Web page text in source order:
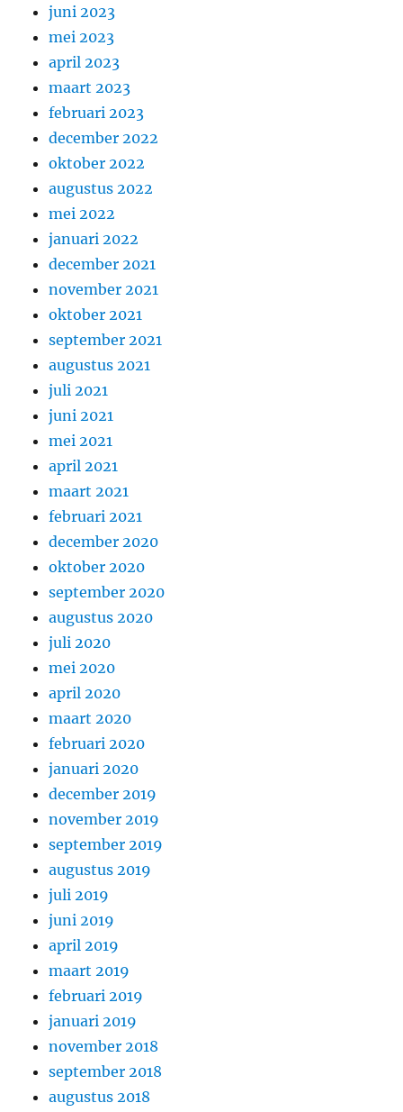
juni 2023
mei 2023
april 2023
maart 2023
februari 2023
december 2022
oktober 2022
augustus 2022
mei 2022
januari 2022
december 2021
november 2021
oktober 2021
september 2021
augustus 2021
juli 2021
juni 2021
mei 2021
april 2021
maart 2021
februari 2021
december 2020
oktober 2020
september 2020
augustus 2020
juli 2020
mei 2020
april 2020
maart 2020
februari 2020
januari 2020
december 2019
november 2019
september 2019
augustus 2019
juli 2019
juni 2019
april 2019
maart 2019
februari 2019
januari 2019
november 2018
september 2018
augustus 2018